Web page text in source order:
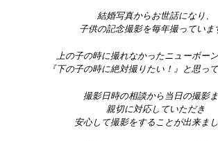
結婚写真からお世話になり、
子供の記念撮影を毎年撮っていま
上の子の時に撮れなかったニューボー
『下の子の時に絶対撮りたい！』と思っ
撮影日時の相談から当日の撮影
親切に対応していただき
安心して撮影をすることが出来まし